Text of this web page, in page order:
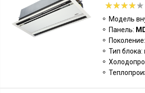
Модель
Панель:
Поколение:
Тип блока: